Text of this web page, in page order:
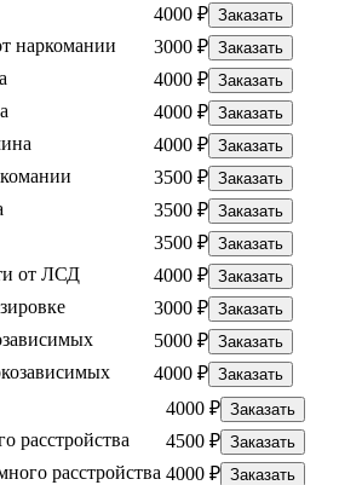
4000 ₽ Заказать
наркомании 3000 ₽ Заказать
4000 ₽ Заказать
4000 ₽ Заказать
4000 ₽ Заказать
3500 ₽ Заказать
3500 ₽ Заказать
3500 ₽ Заказать
от ЛСД 4000 ₽ Заказать
3000 ₽ Заказать
5000 ₽ Заказать
4000 ₽ Заказать
4000 ₽ Заказать
расстройства 4500 ₽ Заказать
расстройства 4000 ₽ Заказать